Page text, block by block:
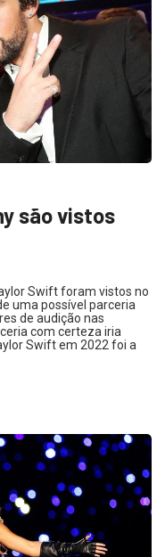
são vistos
Swift foram vistos no
uma possível parceria
de audição nas
com certeza iria
Swift em 2022 foi a